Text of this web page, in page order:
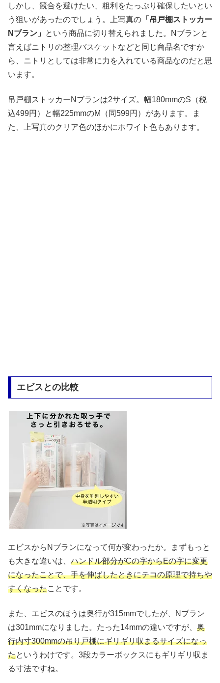
しかし、競合を避けたい、粗利をたっぷり確保したいとい
う狙いがあったのでしょう。上写真の 「吊戸棚ストッカー
Nブラン」
という商品に切り替えられました。Nブランと
言えばニトリの整理バスケットなどと同じ商品名ですか
ら、ニトリとしては非常に力を入れている商品なのだと思
います。
吊戸棚ストッカーNブランは2サイズ。幅180mmのS（税
込499円）と幅225mmのM（同599円）があります。ま
た、上写真のクリア色のほかにホワイト色もあります。
エビスとの比較
エビスからNブランになって何が変わったか。まずもっと
も大きな違いは、 ハンドル部分がCの字からEの字に変更
になったことで、手を伸ばしたときにテコの原理で持ちや
すくなったことです。
また、エビスのほうは奥行が315mmでしたが、Nブラン
は301mmになりました。たった14mmの違いですが、 奥
行内寸300mmの吊り戸棚にギリギリ収まるサイズになっ
たというわけです。3段カラーボックスにもギリギリ収ま
る寸法ですね。